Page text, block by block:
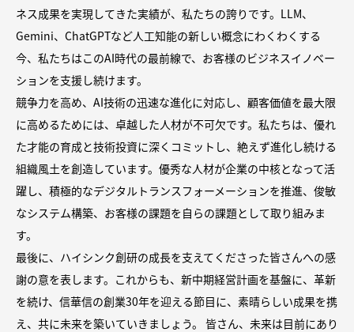
ネス成果を実現してきた実績が、私たちの誇りです。LLM、
Gemini、ChatGPTなど人工知能の新しい概念にわくわくする
今、私たちはこのAI時代の最前線で、お客様のビジネスイノベー
ションを支援し続けます。
競争力を高め、AI技術の迅速な進化に対応し、顧客価値を最大限
に高めるためには、卓越した人材が不可欠です。私たちは、優れ
た才能の育成と技術投資に深くコミットし、絶えず進化し続ける
組織風土を創造しています。優秀な人材が企業の中核となって活
躍し、積極的なデジタルトランスフォーメーションを推進、俊敏
なシステム構築、お客様の課題を自らの課題として取り組みま
す。
最後に、ハイシンク創研の成長を支えてくださった皆さんへの感
謝の意を表します。これからも、新中期経営計画を基盤に、革新
を続け、信華信の創業30年を迎える節目に、素晴らしい成果を携
え、共に未来を築いていきましょう。 皆さん、未来は目前にあり